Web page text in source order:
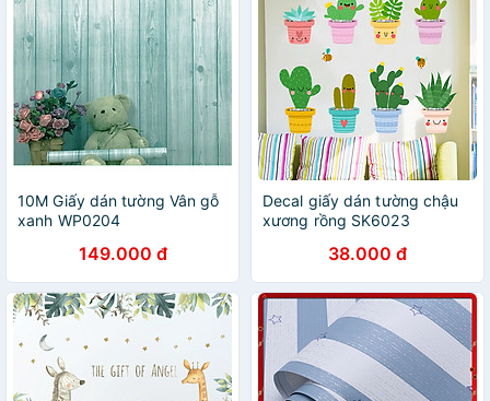
10M Giấy dán tường Vân gỗ
xanh WP0204
149.000 đ
Decal giấy dán tường chậu
xương rồng SK6023
38.000 đ